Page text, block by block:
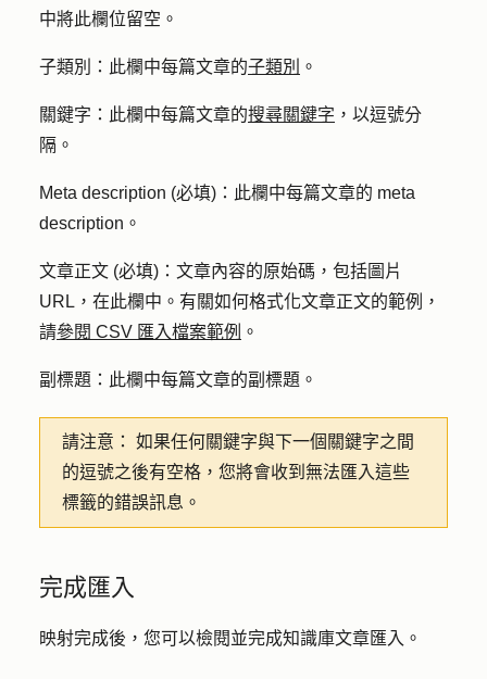
中將此欄位留空。
子類別 ：此欄中每篇文章的子類別 。
關鍵字 ：此欄中每篇文章的搜尋關鍵字 ，以逗號分
隔。
Meta description (必填)：此欄中每篇文章的 meta
description。
文章正文 (必填) ：文章內容的原始碼，包括圖片
URL，在此欄中。有關如何格式化文章正文的範例，
請參閱 CSV 匯入檔案範例 。
副標題 ：此欄中每篇文章的副標題。
請注意： 如果任何關鍵字與下一個關鍵字之間
的逗號之後有空格，您將會收到無法匯入這些
標籤的錯誤訊息。
完成匯入
映射完成後，您可以檢閱並完成知識庫文章匯入。